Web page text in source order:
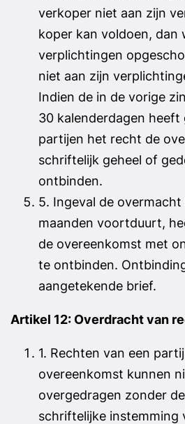
verkoper niet aan zijn
koper kan voldoen, dan
verplichtingen
niet aan zijn
Indien de in de vorige
30 kalenderdagen heeft
partijen het recht de
schriftelijk geheel of
ontbinden.
5. Ingeval de
maanden voortduurt,
de overeenkomst met
te ontbinden.
aangetekende brief.
Artikel 12: Overdracht van
1. Rechten van een
overeenkomst kunnen
overgedragen zonder
schriftelijke instemming